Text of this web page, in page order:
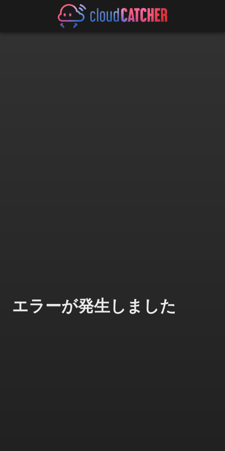
エラーが発生しました